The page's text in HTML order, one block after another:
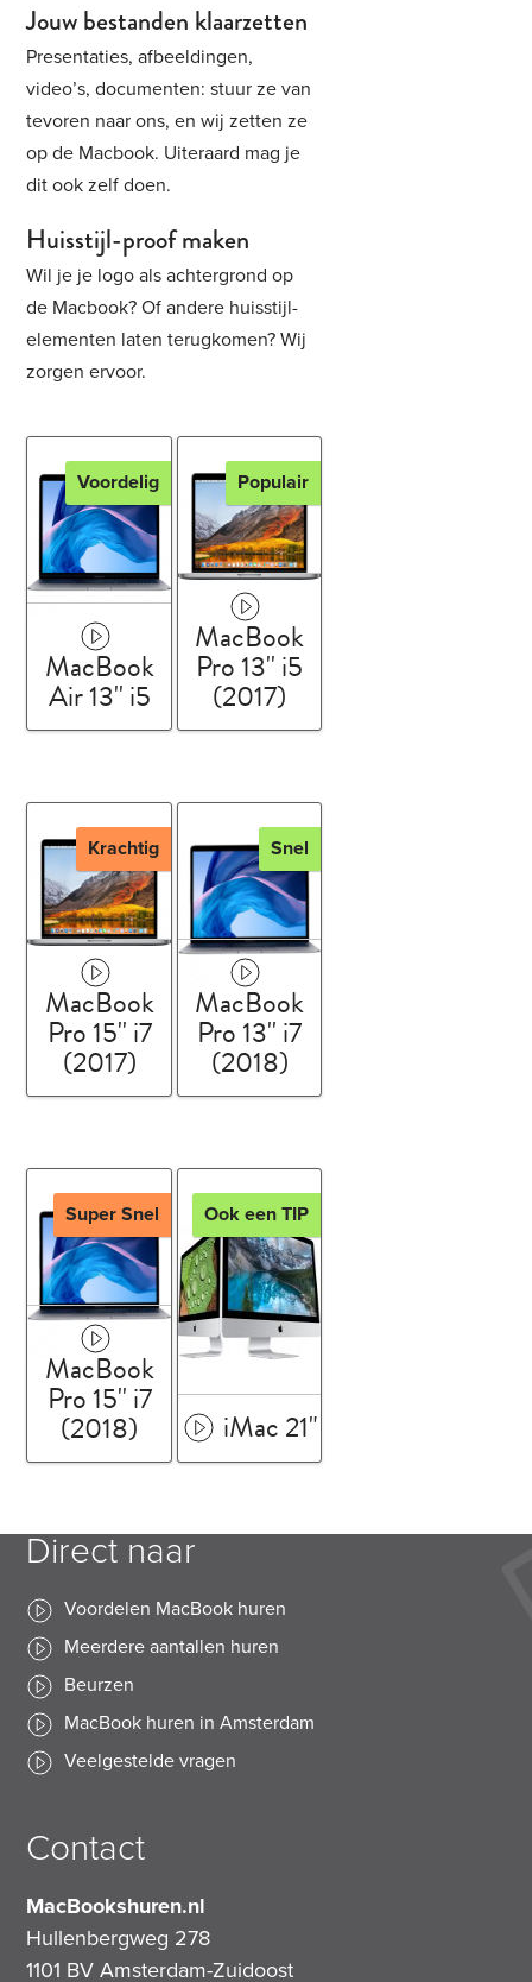
Jouw bestanden klaarzetten
Presentaties, afbeeldingen,
video’s, documenten: stuur ze van
tevoren naar ons, en wij zetten ze
op de Macbook. Uiteraard mag je
dit ook zelf doen.
Huisstijl-proof maken
Wil je je logo als achtergrond op
de Macbook? Of andere huisstijl-
elementen laten terugkomen? Wij
zorgen ervoor.
MacBook
Air 13'' i5
Voordelig
MacBook
Pro 13'' i5
(2017)
Populair
MacBook
Pro 15'' i7
(2017)
Krachtig
MacBook
Pro 13'' i7
(2018)
Snel
MacBook
Pro 15'' i7
(2018)
Super Snel
iMac 21"
Ook een TIP
Direct naar
Voordelen MacBook huren
Meerdere aantallen huren
Beurzen
MacBook huren in Amsterdam
Veelgestelde vragen
Contact
MacBookshuren.nl
Hullenbergweg 278
1101 BV Amsterdam-Zuidoost